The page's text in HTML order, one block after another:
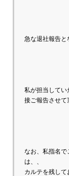
急な退社報告と
私が担当してい
接ご報告させて
なお、私指名で
は、、
カルテを残し